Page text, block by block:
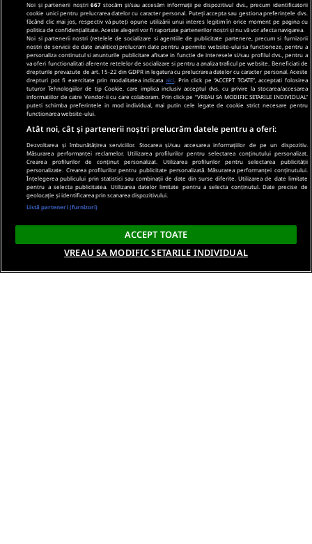
Noi și partenerii noștri667 stocăm și/sau accesăm informații pe dispozitivul dvs., precum identificatorii
cookie unici pentru prelucrarea datelor cu caracter personal. Puteți accepta sau gestiona preferințele dvs.
făcând clic mai jos, respectiv vă puteți opune utilizării unui interes legitim în orice moment pe pagina cu
politica de confidențialitate. Aceste alegeri vor fi raportate partenerilor noștri și nu vă vor afecta navigarea.
Noi si partenerii nostri (retelele de socializare si agentiile de publicitate partenere, precum si furnizorii
nostri de servicii de date analitice) prelucram date pentru a permite website-ului sa functioneze, pentru a
personaliza continutul si anunturile publicitare afisate in functie de interesele si/sau profilul dvs., pentru a
va oferi functionalitati aferente retelelor de socializare si pentru a analiza traficul pe website. Beneficiati de
drepturile prevazute de art. 15-22 din GDPR in legatura cu prelucrarea datelor cu caracter personal. Aceste
drepturi pot fi exercitate prin modalitatea indicata aici . Prin click pe “ACCEPT TOATE”, acceptati folosirea
tuturor Tehnologiilor de tip Cookie, care implica inclusiv acceptul dvs. cu privire la stocarea/accesarea
informatiilor de catre Vendor-ii cu care colaboram. Prin click pe “VREAU SA MODIFIC SETARILE INDIVIDUAL”
puteti schimba preferintele in mod individual, mai putin cele legate de cookie strict necesare pentru
functionarea website-ului.
Atât noi, cât și partenerii noștri prelucrăm datele pentru a oferi:
Dezvoltarea și îmbunătățirea serviciilor. Stocarea și/sau accesarea informațiilor de pe un dispozitiv.
Măsurarea performanței reclamelor. Utilizarea profilurilor pentru selectarea conținutului personalizat.
Crearea profilurilor de conținut personalizat. Utilizarea profilurilor pentru selectarea publicității
personalizate. Crearea profilurilor pentru publicitate personalizată. Măsurarea performanței conținutului.
Înțelegerea publicului prin statistici sau combinații de date din surse diferite. Utilizarea de date limitate
pentru a selecta publicitatea. Utilizarea datelor limitate pentru a selecta conținutul. Date precise de
geolocație și identificarea prin scanarea dispozitivului.
Listă parteneri (furnizori)
ACCEPT TOATE
VREAU SA MODIFIC SETARILE INDIVIDUAL